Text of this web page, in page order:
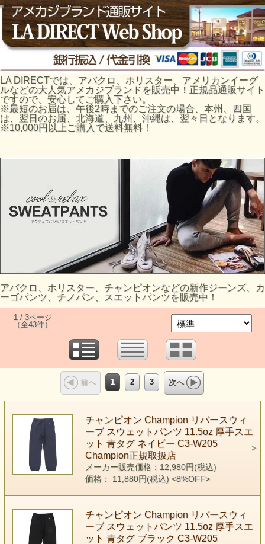
LA DIRECTでは、アバクロ、ホリスター、アメリカンイーグ
ルなどの大人気アメカジブランドを販売中！正規品通販サイト
ですので、安心してご購入下さい。
※最短のお届は、午後2時までのご注文の場合、本州、四国
は、翌日のお届、北海道、九州、沖縄は、翌々日となります。
※10,000円以上ご購入で送料無料！
アバクロ、ホリスター、チャンピオンなどの新作ジーンズ、カ
ーゴパンツ、チノパン、スエットパンツを販売中！
1 / 3ページ
（全43件）
前へ 1 2 3 次へ
チャンピオン Champion リバースウィ
ーブ スウェットパンツ 11.5oz 厚手スエ
ット 青タグ ネイビー C3-W205
Champion正規取扱店
メーカー販売価格：12,980円(税込)
価格： 11,880円(税込) <8%OFF>
チャンピオン Champion リバースウィ
ーブ スウェットパンツ 11.5oz 厚手スエ
ット 青タグ ブラック C3-W205